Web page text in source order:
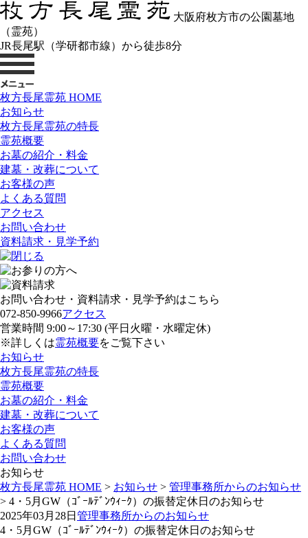
大阪府枚方市の公園墓地
（霊苑）
JR長尾駅（学研都市線）から徒歩8分
枚方長尾霊苑 HOME
お知らせ
枚方長尾霊苑の特長
霊苑概要
お墓の紹介・料金
建墓・改葬について
お客様の声
よくある質問
アクセス
お問い合わせ
資料請求・見学予約
お問い合わせ・資料請求・見学予約はこちら
072-850-9966アクセス
営業時間 9:00～17:30 (平日火曜・水曜定休)
※詳しくは霊苑概要をご覧下さい
お知らせ
枚方長尾霊苑の特長
霊苑概要
お墓の紹介・料金
建墓・改葬について
お客様の声
よくある質問
お問い合わせ
お知らせ
枚方長尾霊苑 HOME > お知らせ > 管理事務所からのお知らせ
> 4・5月GW（ｺﾞｰﾙﾃﾞﾝｳｨｰｸ）の振替定休日のお知らせ
2025年03月28日 管理事務所からのお知らせ
4・5月GW（ｺﾞｰﾙﾃﾞﾝｳｨｰｸ）の振替定休日のお知らせ